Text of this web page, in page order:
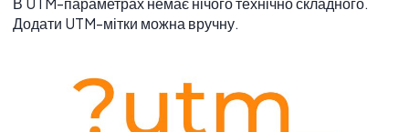
Додати UTM-мітки можна вручну.